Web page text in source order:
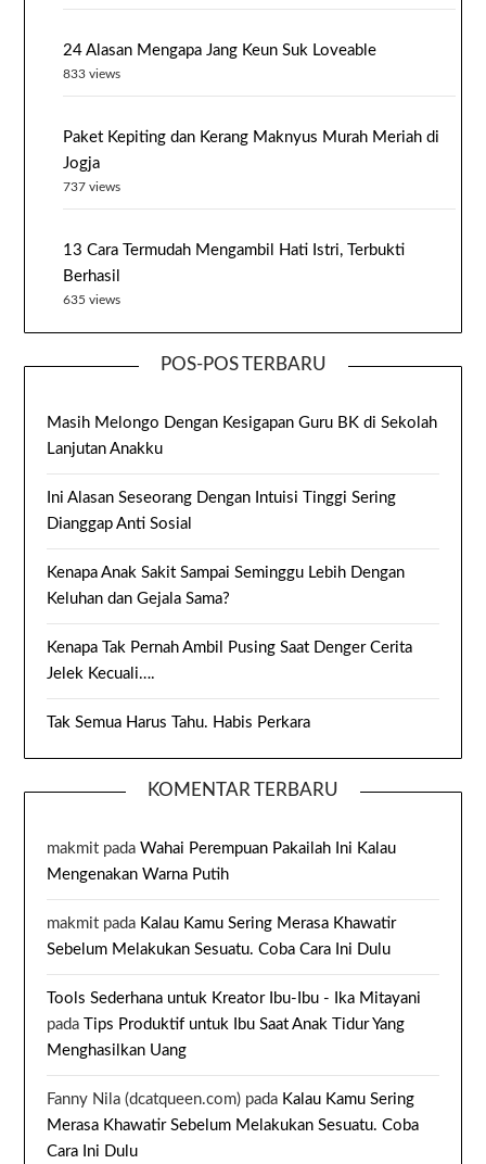
24 Alasan Mengapa Jang Keun Suk Loveable
833 views
Paket Kepiting dan Kerang Maknyus Murah Meriah di
Jogja
737 views
13 Cara Termudah Mengambil Hati Istri, Terbukti
Berhasil
635 views
POS-POS TERBARU
Masih Melongo Dengan Kesigapan Guru BK di Sekolah
Lanjutan Anakku
Ini Alasan Seseorang Dengan Intuisi Tinggi Sering
Dianggap Anti Sosial
Kenapa Anak Sakit Sampai Seminggu Lebih Dengan
Keluhan dan Gejala Sama?
Kenapa Tak Pernah Ambil Pusing Saat Denger Cerita
Jelek Kecuali….
Tak Semua Harus Tahu. Habis Perkara
KOMENTAR TERBARU
makmit padaWahai Perempuan Pakailah Ini Kalau
Mengenakan Warna Putih
makmit pada Kalau Kamu Sering Merasa Khawatir
Sebelum Melakukan Sesuatu. Coba Cara Ini Dulu
Tools Sederhana untuk Kreator Ibu-Ibu - Ika Mitayani
pada
Tips Produktif untuk Ibu Saat Anak Tidur Yang
Menghasilkan Uang
Fanny Nila (dcatqueen.com) pada Kalau Kamu Sering
Merasa Khawatir Sebelum Melakukan Sesuatu. Coba
Cara Ini Dulu